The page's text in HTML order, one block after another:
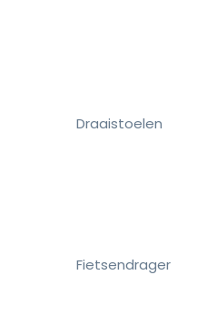
Draaistoelen
Fietsendrager